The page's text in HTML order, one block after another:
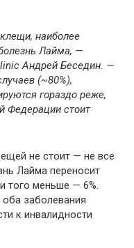
наиболее
Лайма, —
Андрей Беседин. —
(~80%),
гораздо реже,
Федерации стоит
не стоит — не все
Лайма переносит
того меньше — 6%.
оба заболевания
к инвалидности